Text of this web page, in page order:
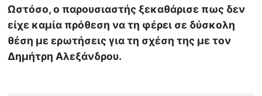
Ωστόσο, ο παρουσιαστής ξεκαθάρισε πως δεν
είχε καμία πρόθεση να τη φέρει σε δύσκολη
θέση με ερωτήσεις για τη σχέση της με τον
Δημήτρη Αλεξάνδρου.